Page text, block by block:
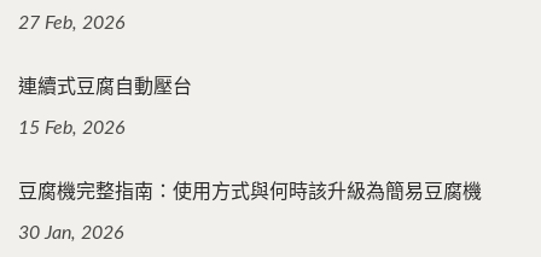
27 Feb, 2026
連續式豆腐自動壓台
15 Feb, 2026
豆腐機完整指南：使用方式與何時該升級為簡易豆腐機
30 Jan, 2026